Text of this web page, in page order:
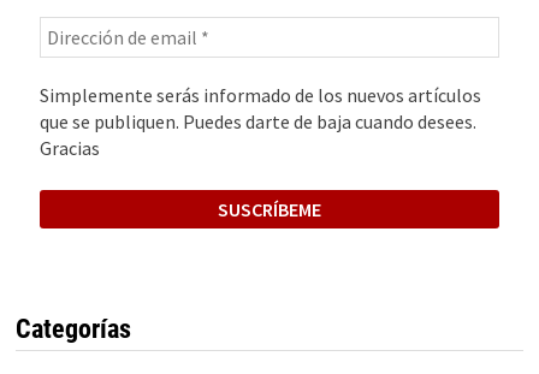
Simplemente serás informado de los nuevos artículos
que se publiquen. Puedes darte de baja cuando desees.
Gracias
Categorías